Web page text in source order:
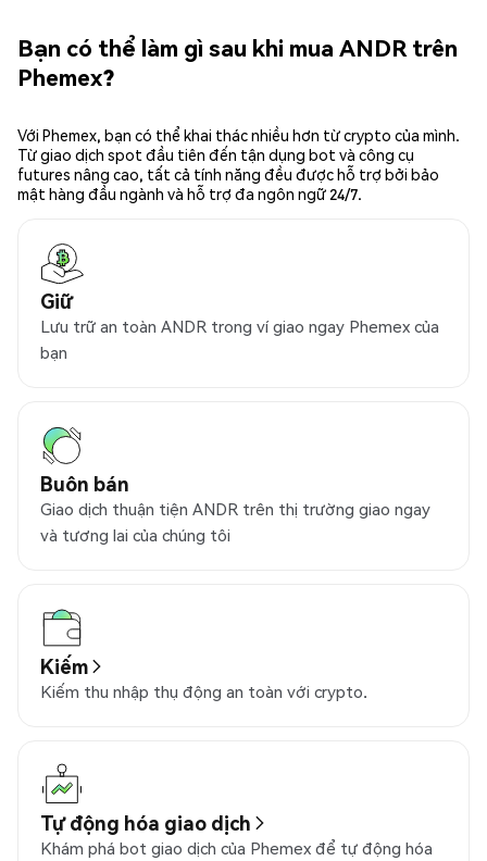
Bạn có thể làm gì sau khi mua ANDR trên
Phemex?
Với Phemex, bạn có thể khai thác nhiều hơn từ crypto của mình.
Từ giao dịch spot đầu tiên đến tận dụng bot và công cụ
futures nâng cao, tất cả tính năng đều được hỗ trợ bởi bảo
mật hàng đầu ngành và hỗ trợ đa ngôn ngữ 24/7.
Giữ
Lưu trữ an toàn ANDR trong ví giao ngay Phemex của
bạn
Buôn bán
Giao dịch thuận tiện ANDR trên thị trường giao ngay
và tương lai của chúng tôi
Kiếm
Kiếm thu nhập thụ động an toàn với crypto.
Tự động hóa giao dịch
Khám phá bot giao dịch của Phemex để tự động hóa